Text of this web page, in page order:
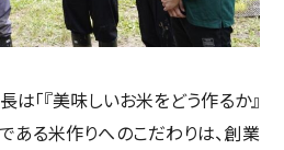
「『美味しいお米をどう作るか』
ある米作りへのこだわりは、創業